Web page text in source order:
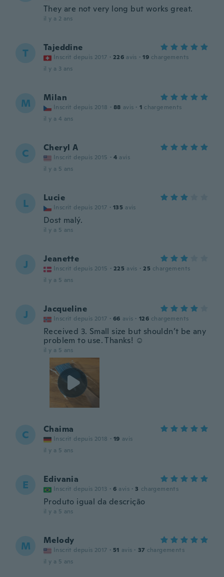
They are not very long but works great.
il y a 2 ans
T Tajeddine
Inscrit depuis 2017 · 226 avis · 19 chargements
il y a 3 ans
M Milan
Inscrit depuis 2018 · 88 avis · 1 chargements
il y a 4 ans
C Cheryl A
Inscrit depuis 2015 · 4 avis
il y a 5 ans
L Lucie
Inscrit depuis 2017 · 135 avis
Dost malý.
il y a 5 ans
J Jeanette
Inscrit depuis 2015 · 225 avis · 25 chargements
il y a 5 ans
J Jacqueline
Inscrit depuis 2017 · 66 avis · 126 chargements
Received 3. Small size but shouldn’t be any
problem to use. Thanks! ☺️
il y a 5 ans
C Chaima
Inscrit depuis 2018 · 19 avis
il y a 5 ans
E Edivania
Inscrit depuis 2013 · 6 avis · 3 chargements
Produto igual da descrição
il y a 5 ans
M Melody
Inscrit depuis 2017 · 51 avis · 37 chargements
il y a 5 ans